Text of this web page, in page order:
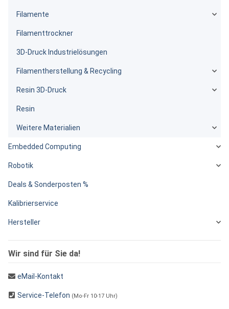
Filamente
Filamenttrockner
3D-Druck Industrielösungen
Filamentherstellung & Recycling
Resin 3D-Druck
Resin
Weitere Materialien
Embedded Computing
Robotik
Deals & Sonderposten %
Kalibrierservice
Hersteller
Wir sind für Sie da!
eMail-Kontakt
Service-Telefon (Mo-Fr 10-17 Uhr)